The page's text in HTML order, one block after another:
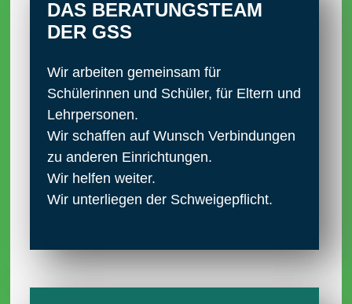
DAS BERATUNGS­TEAM
DER GSS
Wir arbeiten gemeinsam für
Schülerinnen und Schüler, für Eltern und
Lehrpersonen.
Wir schaffen auf Wunsch Verbindungen
zu anderen Einrichtungen.
Wir helfen weiter.
Wir unterliegen der Schweigepflicht.